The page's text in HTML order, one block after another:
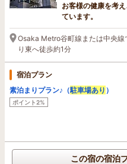
お客様の健康を考
ています。
Osaka Metro谷町線または中央線
り東へ徒歩約1分
宿泊プラン
素泊まりプラン♪（駐車場あり ）
ポイント2%
この宿の宿泊